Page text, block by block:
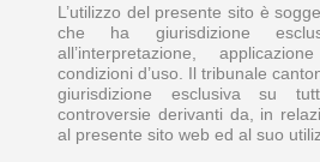
L’utilizzo del presente sito è
che ha giurisdizione
all’interpretazione,
condizioni d’uso. Il tribunale
giurisdizione esclusiva su
controversie derivanti da, in
al presente sito web ed al suo